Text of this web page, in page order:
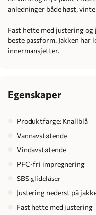
anledninger både høst,
Fast hette med justering
beste passform. Jakken har
innermansjetter.
Egenskaper
Produktfarge: Knallblå
Vannavstøtende
Vindavstøtende
PFC-fri impregnering
SBS glidelåser
Justering nederst på
Fast hette med justering